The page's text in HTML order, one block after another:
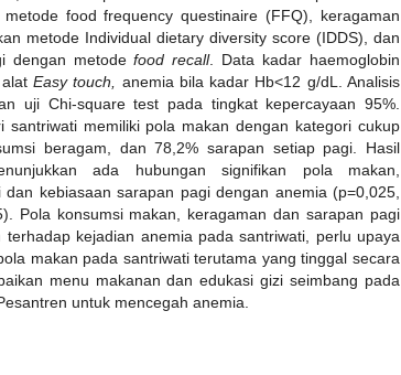
food frequency questinaire (FFQ), keragaman
metode Individual dietary diversity score (IDDS), dan
dengan metodefood recall. Data kadar haemoglobin
Easy touch, anemia bila kadar Hb<12 g/dL. Analisis
uji Chi-square test pada tingkat kepercayaan 95%.
santriwati memiliki pola makan dengan kategori cukup
beragam, dan 78,2% sarapan setiap pagi. Hasil
ada hubungan signifikan pola makan,
dan kebiasaan sarapan pagi dengan anemia (p=0,025,
Pola konsumsi makan, keragaman dan sarapan pagi
terhadap kejadian anemia pada santriwati, perlu upaya
makan pada santriwati terutama yang tinggal secara
menu makanan dan edukasi gizi seimbang pada
untuk mencegah anemia.